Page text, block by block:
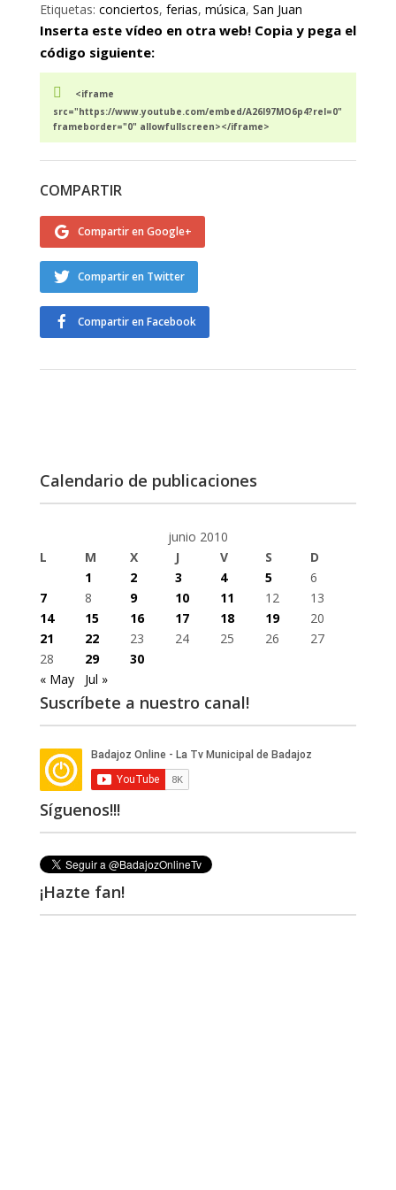
Etiquetas: conciertos, ferias, música, San Juan
Inserta este vídeo en otra web! Copia y pega el
código siguiente:
<iframe
src="https://www.youtube.com/embed/A26l97MO6p4?rel=0"
frameborder="0" allowfullscreen></iframe>
COMPARTIR
Compartir en Google+
Compartir en Twitter
Compartir en Facebook
Calendario de publicaciones
junio 2010
L
M X J V S
D
1
2 3 4 5
6
7
8 9 10 11 12
13
14
15 16 17 18 19
20
21
22 23 24 25 26
27
28
29
30
« May
Jul »
Suscríbete a nuestro canal!
Síguenos!!!
¡Hazte fan!